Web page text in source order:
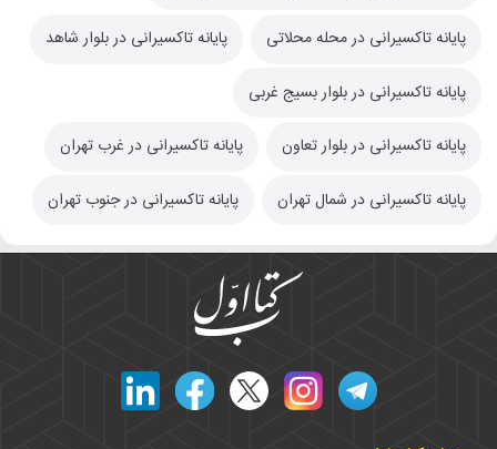
پایانه تاکسیرانی در محله محلاتی پایانه تاکسیرانی در بلوار شاهد
پایانه تاکسیرانی در بلوار بسیج غربی
پایانه تاکسیرانی در بلوار تعاون پایانه تاکسیرانی در غرب تهران
پایانه تاکسیرانی در شمال تهران پایانه تاکسیرانی در جنوب تهران